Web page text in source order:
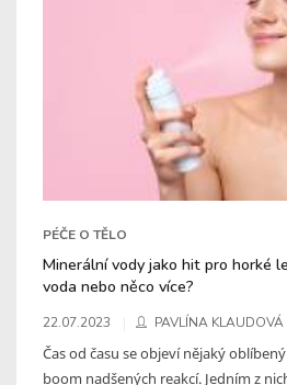
PÉČE O TĚLO
Minerální vody jako hit pro horké
voda nebo něco více?
22.07.2023 PAVLÍNA KLAUDOVÁ
Čas od času se objeví nějaký
boom nadšených reakcí. Jedním z